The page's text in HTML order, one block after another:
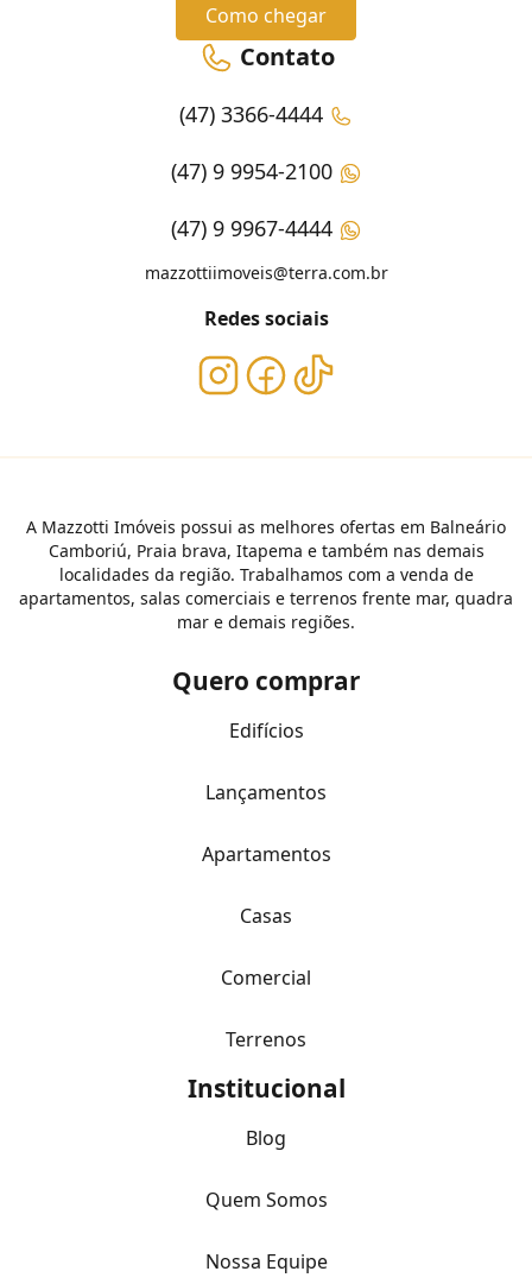
Como chegar
Contato
(47) 3366-4444
(47) 9 9954-2100
(47) 9 9967-4444
mazzottiimoveis@terra.com.br
Redes sociais
A Mazzotti Imóveis possui as melhores ofertas em Balneário
Camboriú, Praia brava, Itapema e também nas demais
localidades da região. Trabalhamos com a venda de
apartamentos, salas comerciais e terrenos frente mar, quadra
mar e demais regiões.
Quero comprar
Edifícios
Lançamentos
Apartamentos
Casas
Comercial
Terrenos
Institucional
Blog
Quem Somos
Nossa Equipe